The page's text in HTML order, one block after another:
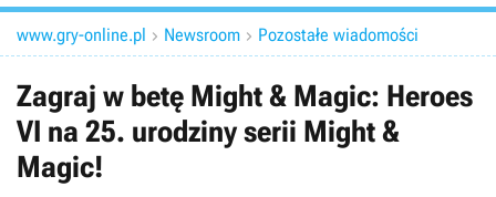
www.gry-online.pl  Newsroom  Pozostałe wiadomości
Zagraj w betę Might & Magic: Heroes
VI na 25. urodziny serii Might &
Magic!